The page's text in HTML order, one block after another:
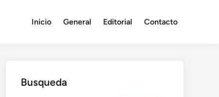
Inicio General Editorial Contacto
Busqueda